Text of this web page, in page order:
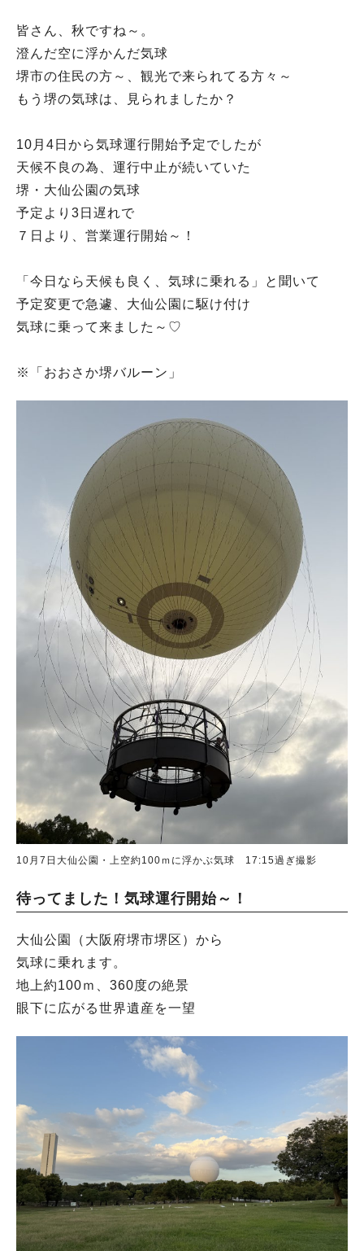
皆さん、秋ですね～。
澄んだ空に浮かんだ気球
堺市の住民の方～、観光で来られてる方々～
もう堺の気球は、見られましたか？
10月4日から気球運行開始予定でしたが
天候不良の為、運行中止が続いていた
堺・大仙公園の気球
予定より3日遅れで
７日より、営業運行開始～！
「今日なら天候も良く、気球に乗れる」と聞いて
予定変更で急遽、大仙公園に駆け付け
気球に乗って来ました～♡
※「おおさか堺バルーン」
10月7日大仙公園・上空約100ｍに浮かぶ気球 17:15過ぎ撮影
待ってました！気球運行開始～！
大仙公園（大阪府堺市堺区）から
気球に乗れます。
地上約100ｍ、360度の絶景
眼下に広がる世界遺産を一望